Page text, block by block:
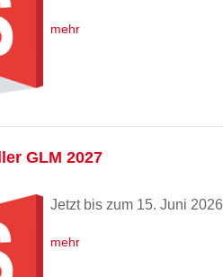
mehr
GLM 2027
Jetzt bis zum 15. Juni
mehr